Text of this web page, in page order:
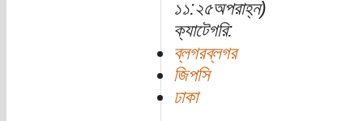
১১:২৫অপরাহ্ন)
ক্যাটেগরি:
ব্লগরব্লগর
জিপসি
ঢাকা